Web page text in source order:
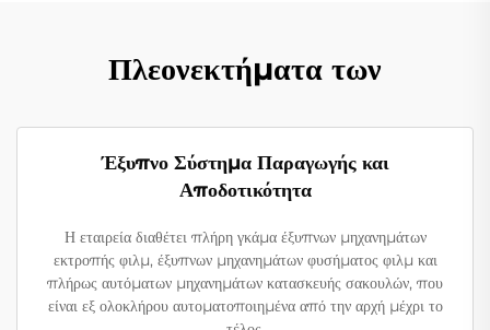
Πλεονεκτήματα των
Έξυπνο Σύστημα Παραγωγής και
Αποδοτικότητα
Η εταιρεία διαθέτει πλήρη γκάμα έξυπνων μηχανημάτων
εκτροπής φιλμ, έξυπνων μηχανημάτων φυσήματος φιλμ και
πλήρως αυτόματων μηχανημάτων κατασκευής σακουλών, που
είναι εξ ολοκλήρου αυτοματοποιημένα από την αρχή μέχρι το